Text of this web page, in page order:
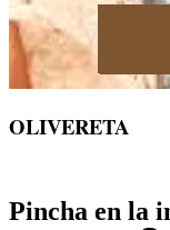
OLIVERETA
Pincha en la